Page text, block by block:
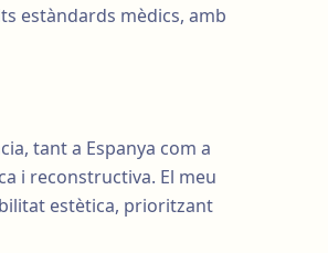
estàndards mèdics, amb
tant a Espanya com a
i reconstructiva. El meu
estètica, prioritzant